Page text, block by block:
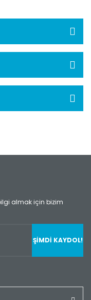
almak için bizim
ŞİMDİ KAYDOL!